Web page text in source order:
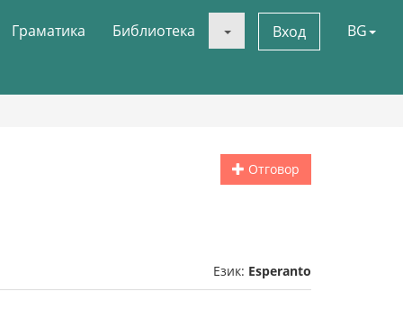
Граматика Библиотека Вход BG
Отговор
Език: Esperanto